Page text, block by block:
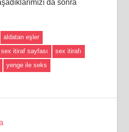
da sonra
aldatan eşler
sex itiraf sayfası
sex itirafı
yenge ile seks